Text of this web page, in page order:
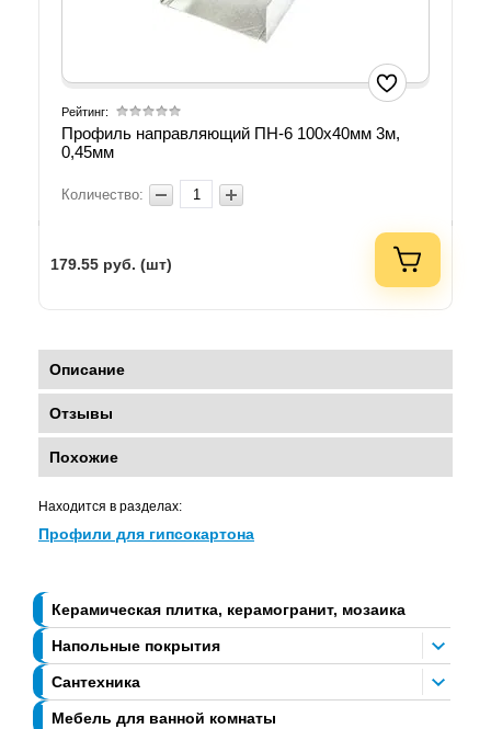
Керамическая плитка, керамогранит, мозаика
Напольные покрытия
Сантехника
Мебель для ванной комнаты
Рейтинг:
Профиль направляющий ПН-6 100х40мм 3м,
0,45мм
Количество:
179.55 руб. (шт)
Описание
Отзывы
Похожие
Находится в разделах:
Профили для гипсокартона